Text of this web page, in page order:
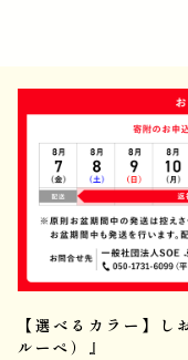
【選べるカラー】
ルーペ）』